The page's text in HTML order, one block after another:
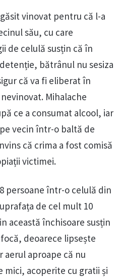
vinovat pentru că l-a
său, cu care
de celulă susțin că în
bătrânul nu sesiza
că va fi eliberat în
Mihalache
ce a consumat alcool, iar
vecin într-o baltă de
că crima a fost comisă
victimei.
persoane într-o celulă din
de cel mult 10
această închisoare susțin
deoarece lipsește
aproape că nu
acoperite cu gratii și